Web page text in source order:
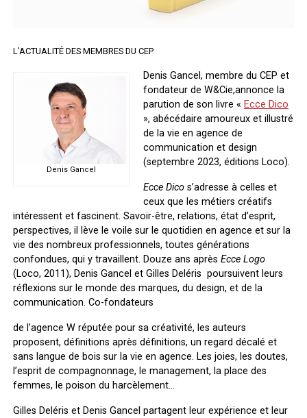
L'ACTUALITÉ DES MEMBRES DU CEP
Denis Gancel
Denis Gancel, membre du CEP et
fondateur de W&Cie,annonce la
parution de son livre « Ecce Dico
», abécédaire amoureux et illustré
de la vie en agence de
communication et design
(septembre 2023, éditions Loco).
Ecce Dico s’adresse à celles et
ceux que les métiers créatifs
intéressent et fascinent. Savoir-être, relations, état d’esprit,
perspectives, il lève le voile sur le quotidien en agence et sur la
vie des nombreux professionnels, toutes générations
confondues, qui y travaillent. Douze ans après Ecce Logo
(Loco, 2011), Denis Gancel et Gilles Deléris poursuivent leurs
réflexions sur le monde des marques, du design, et de la
communication. Co-fondateurs
de l’agence W réputée pour sa créativité, les auteurs
proposent, définitions après définitions, un regard décalé et
sans langue de bois sur la vie en agence. Les joies, les doutes,
l’esprit de compagnonnage, le management, la place des
femmes, le poison du harcèlement…
Gilles Deléris et Denis Gancel partagent leur expérience et leur